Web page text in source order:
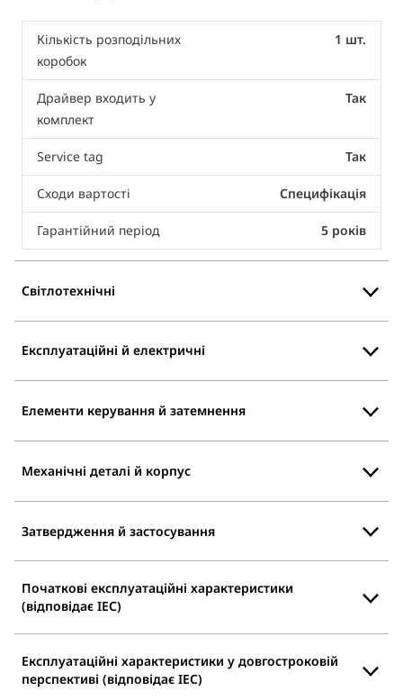
Кількість розподільних
коробок
1 шт.
Драйвер входить у
комплект
Так
Service tag Так
Сходи вартості Специфікація
Гарантійний період 5 років
Світлотехнічні
Експлуатаційні й електричні
Елементи керування й затемнення
Механічні деталі й корпус
Затвердження й застосування
Початкові експлуатаційні характеристики
(відповідає IEC)
Експлуатаційні характеристики у довгостроковій
перспективі (відповідає IEC)